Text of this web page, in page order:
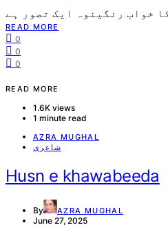
READ MORE
0
0
0
READ MORE
1.6K views
1 minute read
AZRA MUGHAL
شاعری
Husn e khawabeeda
By AZRA MUGHAL
June 27, 2025